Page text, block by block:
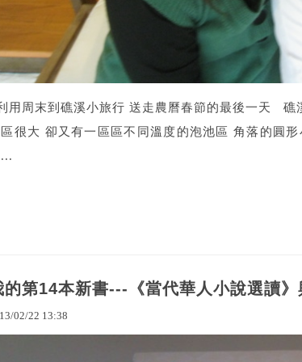
周末到礁溪小旅行 送走農曆春節的最後一天 礁
很大 卻又有一區區不同溫度的泡池區 角落的圓
的第14本新書---《當代華人小說選讀
/02/22 13:38